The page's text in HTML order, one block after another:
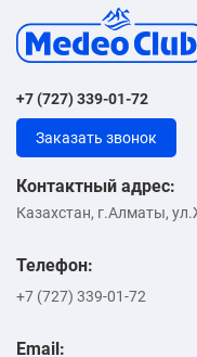
+7 (727) 339-01-72
Заказать звонок
Контактный адрес:
Казахстан, г.Алматы,
Телефон:
+7 (727) 339-01-72
Email: